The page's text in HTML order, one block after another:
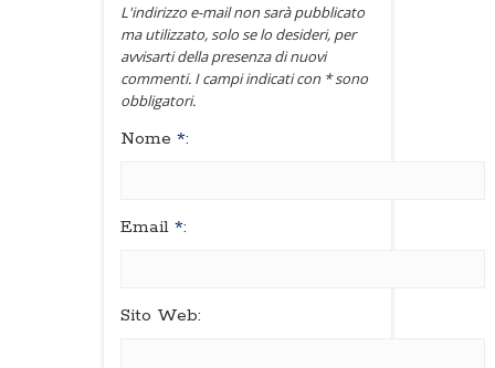
L'indirizzo e-mail non sarà pubblicato
ma utilizzato, solo se lo desideri, per
avvisarti della presenza di nuovi
commenti. I campi indicati con * sono
obbligatori.
Nome *:
Email *:
Sito Web: